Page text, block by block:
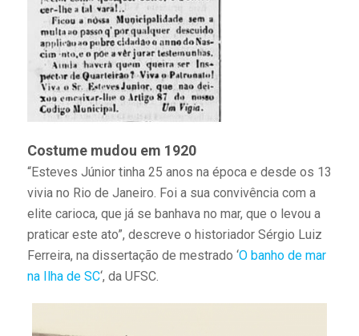
Costume mudou em 1920
“Esteves Júnior tinha 25 anos na época e desde os 13
vivia no Rio de Janeiro. Foi a sua convivência com a
elite carioca, que já se banhava no mar, que o levou a
praticar este ato”, descreve o historiador Sérgio Luiz
Ferreira, na dissertação de mestrado ‘O banho de mar
na Ilha de SC‘, da UFSC.